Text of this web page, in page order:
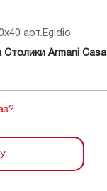
арт.Egidio
Armani Casa